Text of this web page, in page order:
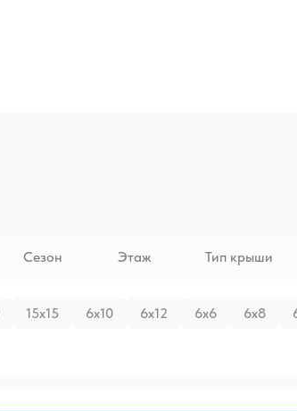
Сезон Этаж Тип крыши
15x15 6x10 6x12 6x6 6x8